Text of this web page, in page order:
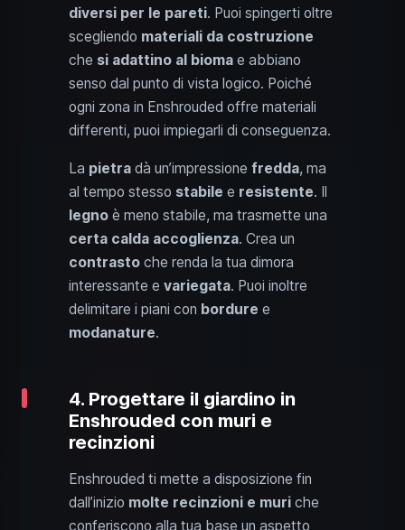
diversi per le pareti. Puoi spingerti oltre
scegliendo materiali da costruzione
che si adattino al bioma e abbiano
senso dal punto di vista logico. Poiché
ogni zona in Enshrouded offre materiali
differenti, puoi impiegarli di conseguenza.
La pietra dà un’impressione fredda, ma
al tempo stesso stabile e resistente. Il
legno è meno stabile, ma trasmette una
certa calda accoglienza. Crea un
contrasto che renda la tua dimora
interessante e variegata. Puoi inoltre
delimitare i piani con bordure e
modanature.
4. Progettare il giardino in
Enshrouded con muri e
recinzioni
Enshrouded ti mette a disposizione fin
dall’inizio molte recinzioni e muri che
conferiscono alla tua base un aspetto